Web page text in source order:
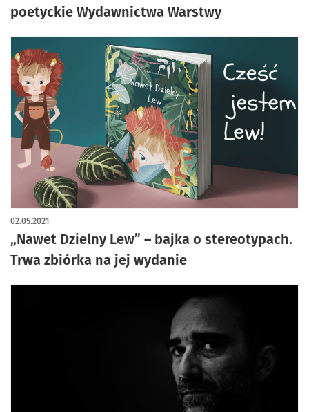
poetyckie Wydawnictwa Warstwy
„Nawet Dzielny Lew” – bajka o stereotypach.
Trwa zbiórka na jej wydanie
02.05.2021